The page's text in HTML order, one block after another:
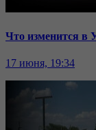
Что изменится в
17 июня, 19:34